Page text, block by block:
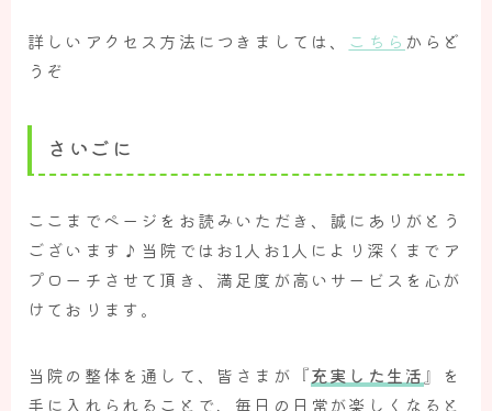
詳しいアクセス方法につきましては、 こちら からど
うぞ
さいごに
ここまでページをお読みいただき、誠にありがとう
ございます♪当院ではお1人お1人により深くまでア
プローチさせて頂き、満足度が高いサービスを心が
けております。
当院の整体を通して、皆さまが『充実した生活 』を
手に入れられることで、毎日の日常が楽しくなると